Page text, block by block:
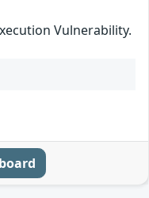
Vulnerability.